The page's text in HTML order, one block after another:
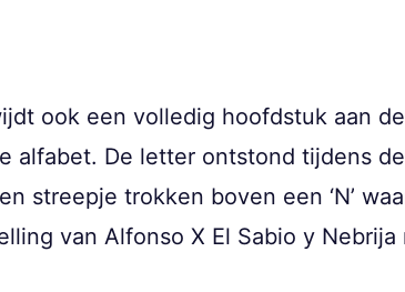
ook een volledig hoofdstuk aan
alfabet. De letter ontstond tijdens
streepje trokken boven een ‘N’
van Alfonso X El Sabio y